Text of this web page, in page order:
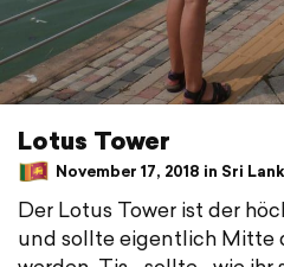
Lotus Tower
November 17, 2018 in Sri
Der Lotus Tower ist der
und sollte eigentlich Mitte